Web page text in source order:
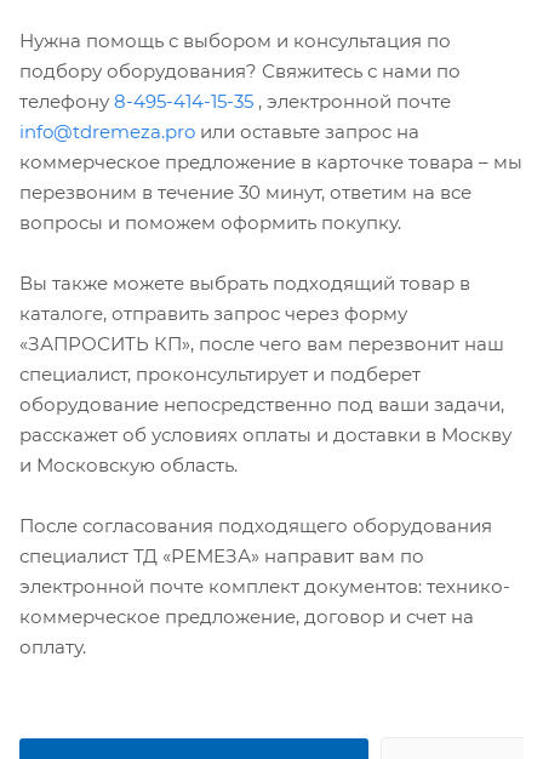
Нужна помощь с выбором и консультация по
подбору оборудования? Свяжитесь с нами по
телефону 8-495-414-15-35 , электронной почте
info@tdremeza.pro или оставьте запрос на
коммерческое предложение в карточке товара – мы
перезвоним в течение 30 минут, ответим на все
вопросы и поможем оформить покупку.
Вы также можете выбрать подходящий товар в
каталоге, отправить запрос через форму
«ЗАПРОСИТЬ КП», после чего вам перезвонит наш
специалист, проконсультирует и подберет
оборудование непосредственно под ваши задачи,
расскажет об условиях оплаты и доставки в Москву
и Московскую область.
После согласования подходящего оборудования
специалист ТД «РЕМЕЗА» направит вам по
электронной почте комплект документов: технико-
коммерческое предложение, договор и счет на
оплату.